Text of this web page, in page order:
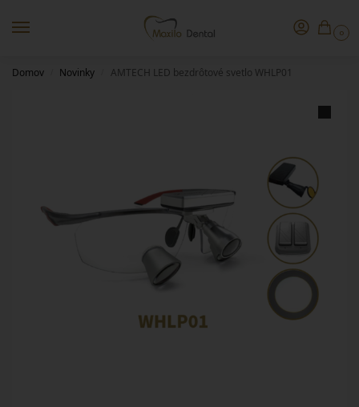
0
Domov Novinky AMTECH LED bezdrôtové svetlo WHLP01